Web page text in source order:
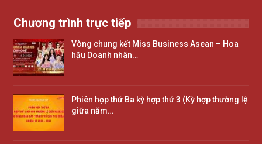
Chương trình trực tiếp
Vòng chung kết Miss Business Asean – Hoa
hậu Doanh nhân…
Phiên họp thứ Ba kỳ hợp thứ 3 (Kỳ hợp thường lệ
giữa năm…